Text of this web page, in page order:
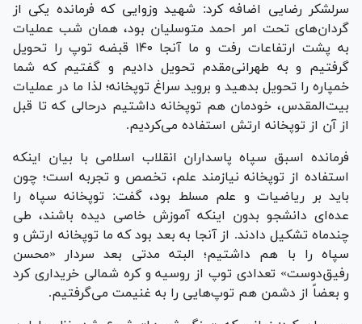
سرلشکر رضایی اضافه کرد: شهید وزوایی که فرمانده یکی از
گردان‌های تحت امر احمد متوسلیان بود، همان شب عملیات
به پشت ارتفاعات رفت و ما آنجا ۱۴۰ قبضه توپ را تحویل
گرفتیم و به طهرانی‌مقدم تحویل دادیم و گفتیم که شما
خمپاره را تحویل بدهید و بروید سراغ توپخانه؛ لذا ما در عملیات
بیت‌المقدس، خودمان هم توپخانه داشتیم درحالی که تا قبل
از آن از توپخانه ارتش استفاده می‌کردیم.
فرمانده اسبق سپاه پاسداران انقلاب اسلامی با بیان اینکه
استفاده از توپخانه نیازمند علم، تخصص و تجربه است؛ چون
باید بر ریاضیات و علم مسلط بود، گفت: توپخانه سپاه را
عده‌ای دانشجو بدون اینکه آموزش خاصی دیده باشند، طی
چندماه تشکیل دادند. از آنجا به بعد بود که ما توپخانه ارتش و
سپاه را با هم داشتیم؛ البته مدتی بعد سردار «محسن
رفیق‌دوست» تعدادی توپ از روسیه و کره شمالی خریداری کرد
و بعضاً از دشمن هم توپ‌هایی را به غنیمت می‌گرفتیم.